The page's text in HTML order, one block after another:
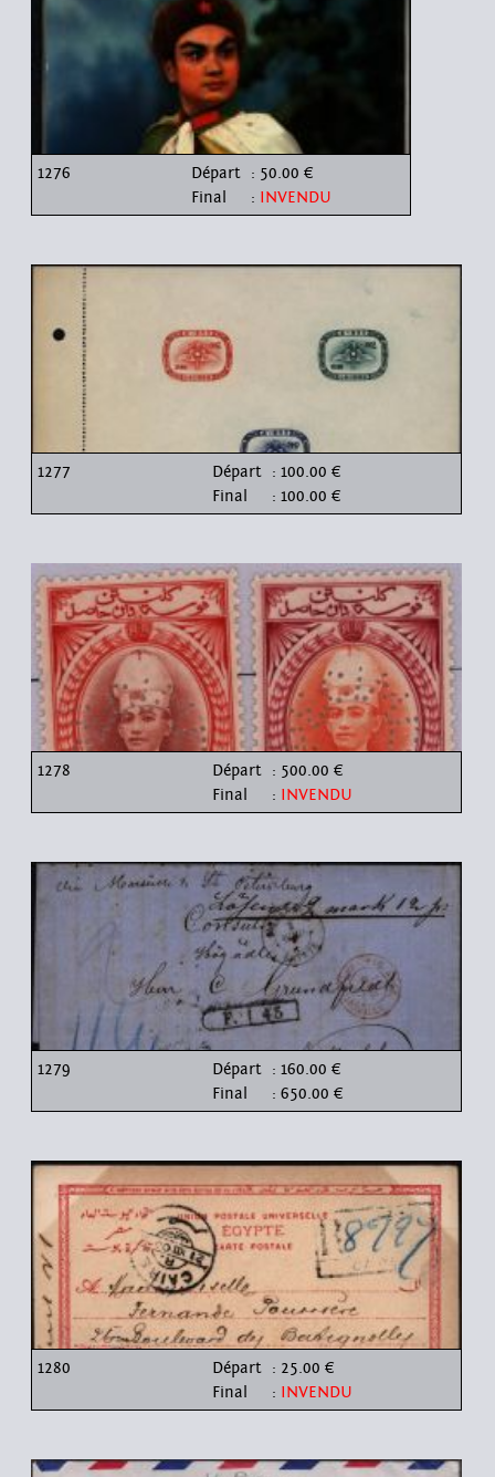
1276 Départ : 50.00 €
Final
: INVENDU
1277 Départ : 100.00 €
Final
: 100.00 €
1278 Départ : 500.00 €
Final
: INVENDU
1279 Départ : 160.00 €
Final
: 650.00 €
1280 Départ : 25.00 €
Final
: INVENDU